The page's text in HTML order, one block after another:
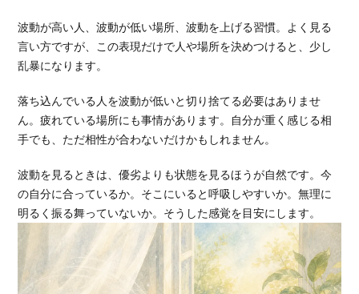
波動が高い人、波動が低い場所、波動を上げる習慣。よく見る
言い方ですが、この表現だけで人や場所を決めつけると、少し
乱暴になります。
落ち込んでいる人を波動が低いと切り捨てる必要はありませ
ん。疲れている場所にも事情があります。自分が重く感じる相
手でも、ただ相性が合わないだけかもしれません。
波動を見るときは、優劣よりも状態を見るほうが自然です。今
の自分に合っているか。そこにいると呼吸しやすいか。無理に
明るく振る舞っていないか。そうした感覚を目安にします。